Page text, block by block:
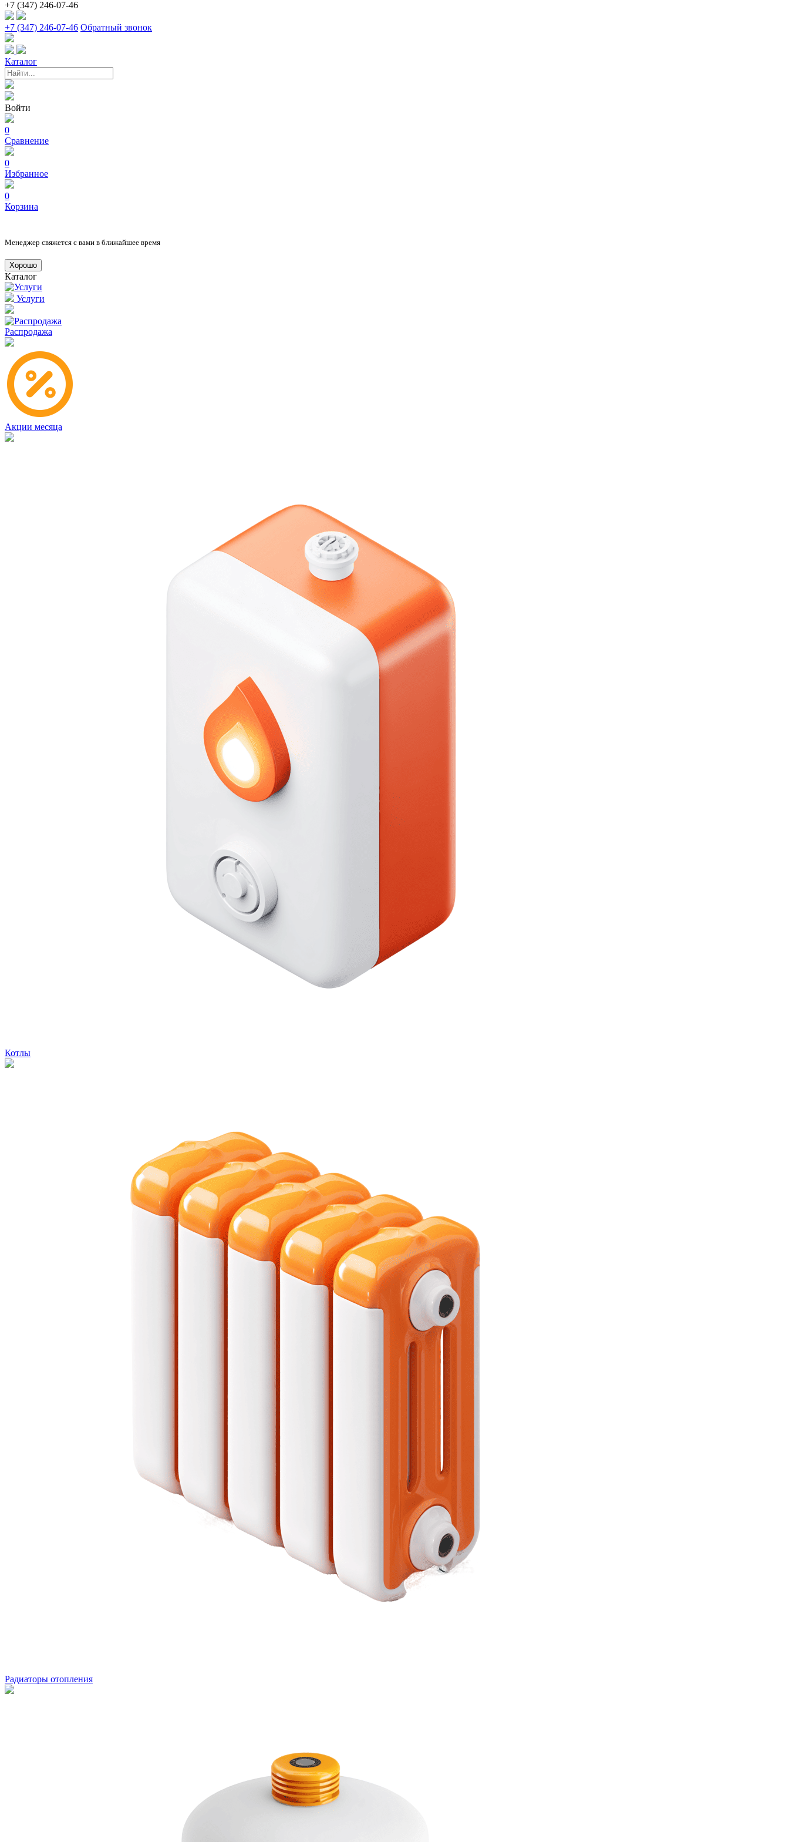
+7 (347) 246-07-46
+7 (347) 246-07-46 Обратный звонок
Каталог
Войти
0
Сравнение
0
Избранное
0
Корзина
Менеджер свяжется с вами в ближайшее время
Хорошо
Каталог
Услуги
Распродажа
Акции месяца
Котлы
Радиаторы отопления